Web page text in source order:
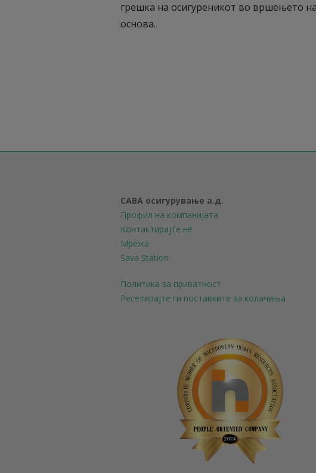
грешка на осигуреникот во вршењето
основа.
САВА осигурување а.д.
Профил на компанијата
Контактирајте нé
Мрежа
Sava Station
Политика за приватност
Ресетирајте ги поставките за колачиња